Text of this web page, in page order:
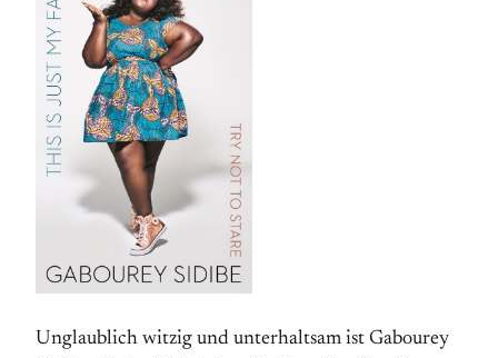
Unglaublich witzig und unterhaltsam ist Gabourey